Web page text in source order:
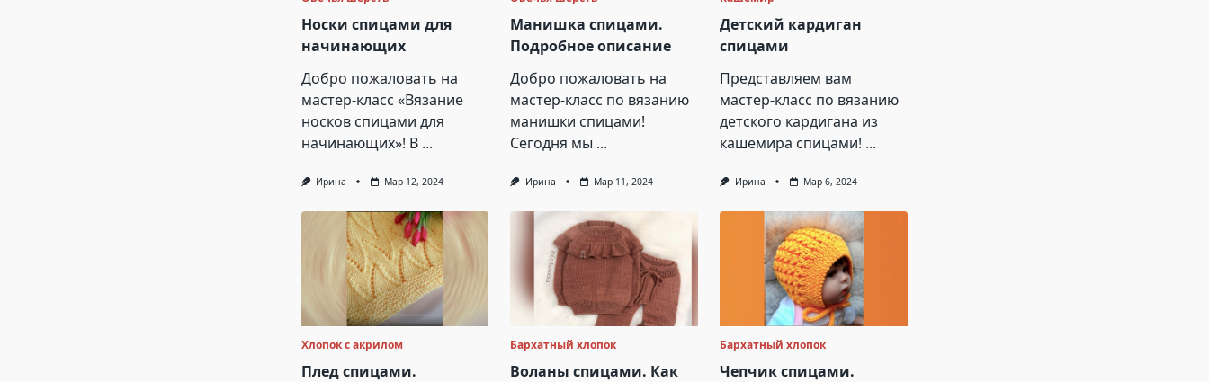
Носки спицами для
начинающих
Добро пожаловать на
мастер-класс «Вязание
носков спицами для
начинающих»! В ...
Ирина Мар 12, 2024
Манишка спицами.
Подробное описание
Добро пожаловать на
мастер-класс по вязанию
манишки спицами!
Сегодня мы ...
Ирина Мар 11, 2024
Детский кардиган
спицами
Представляем вам
мастер-класс по вязанию
детского кардигана из
кашемира спицами! ...
Ирина Мар 6, 2024
Хлопок с акрилом
Плед спицами.
Бархатный хлопок
Воланы спицами. Как
Бархатный хлопок
Чепчик спицами.